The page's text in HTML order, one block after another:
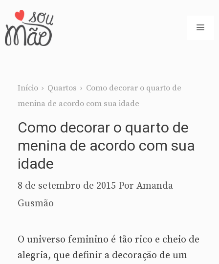
Pular
para
Início › Quartos › Como decorar o quarto de
menina de acordo com sua idade
Como decorar o quarto de
menina de acordo com sua
idade
8 de setembro de 2015 Por Amanda
Gusmão
O universo feminino é tão rico e cheio de
alegria, que definir a decoração de um